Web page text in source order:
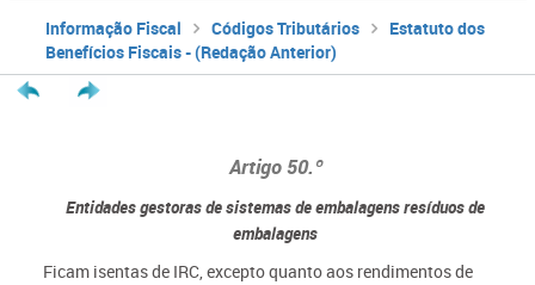
Informação Fiscal Códigos Tributários
Estatuto dos
Benefícios Fiscais - (Redação Anterior)
Artigo50.º
Entidades gestoras de sistemas de embalagens resíduos de
embalagens
Ficam isentas de IRC, excepto quanto aos rendimentos de